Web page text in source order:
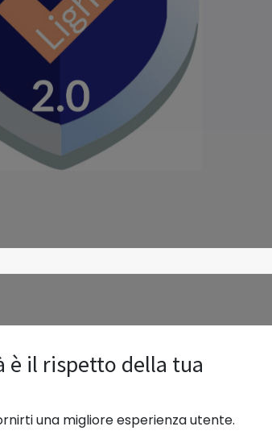
è il rispetto della tua
una migliore esperienza utente.